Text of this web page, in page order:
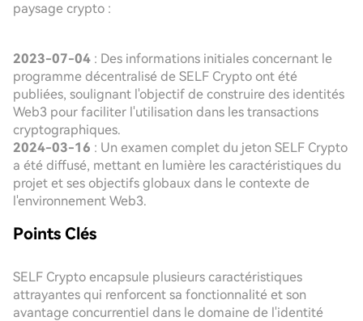
paysage crypto :
2023-07-04 : Des informations initiales concernant le
programme décentralisé de SELF Crypto ont été
publiées, soulignant l'objectif de construire des identités
Web3 pour faciliter l'utilisation dans les transactions
cryptographiques.
2024-03-16 : Un examen complet du jeton SELF Crypto
a été diffusé, mettant en lumière les caractéristiques du
projet et ses objectifs globaux dans le contexte de
l'environnement Web3.
Points Clés
SELF Crypto encapsule plusieurs caractéristiques
attrayantes qui renforcent sa fonctionnalité et son
avantage concurrentiel dans le domaine de l'identité